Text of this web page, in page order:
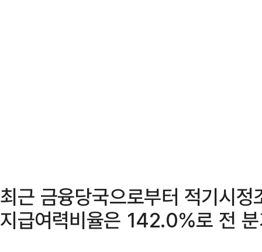
최근 금융당국으로부터 적기시
지급여력비율은 142.0%로 전